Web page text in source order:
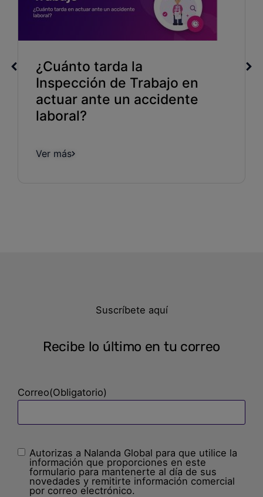
¿Cuánto tarda la
Inspección de Trabajo en
actuar ante un accidente
laboral?
Ver más
Suscríbete aquí
Recibe lo último en tu correo
Correo(Obligatorio)
Sin
nombre(Obligatorio)
Autorizas a Nalanda Global para que utilice la
información que proporciones en este
formulario para mantenerte al día de sus
novedades y remitirte información comercial
por correo electrónico.